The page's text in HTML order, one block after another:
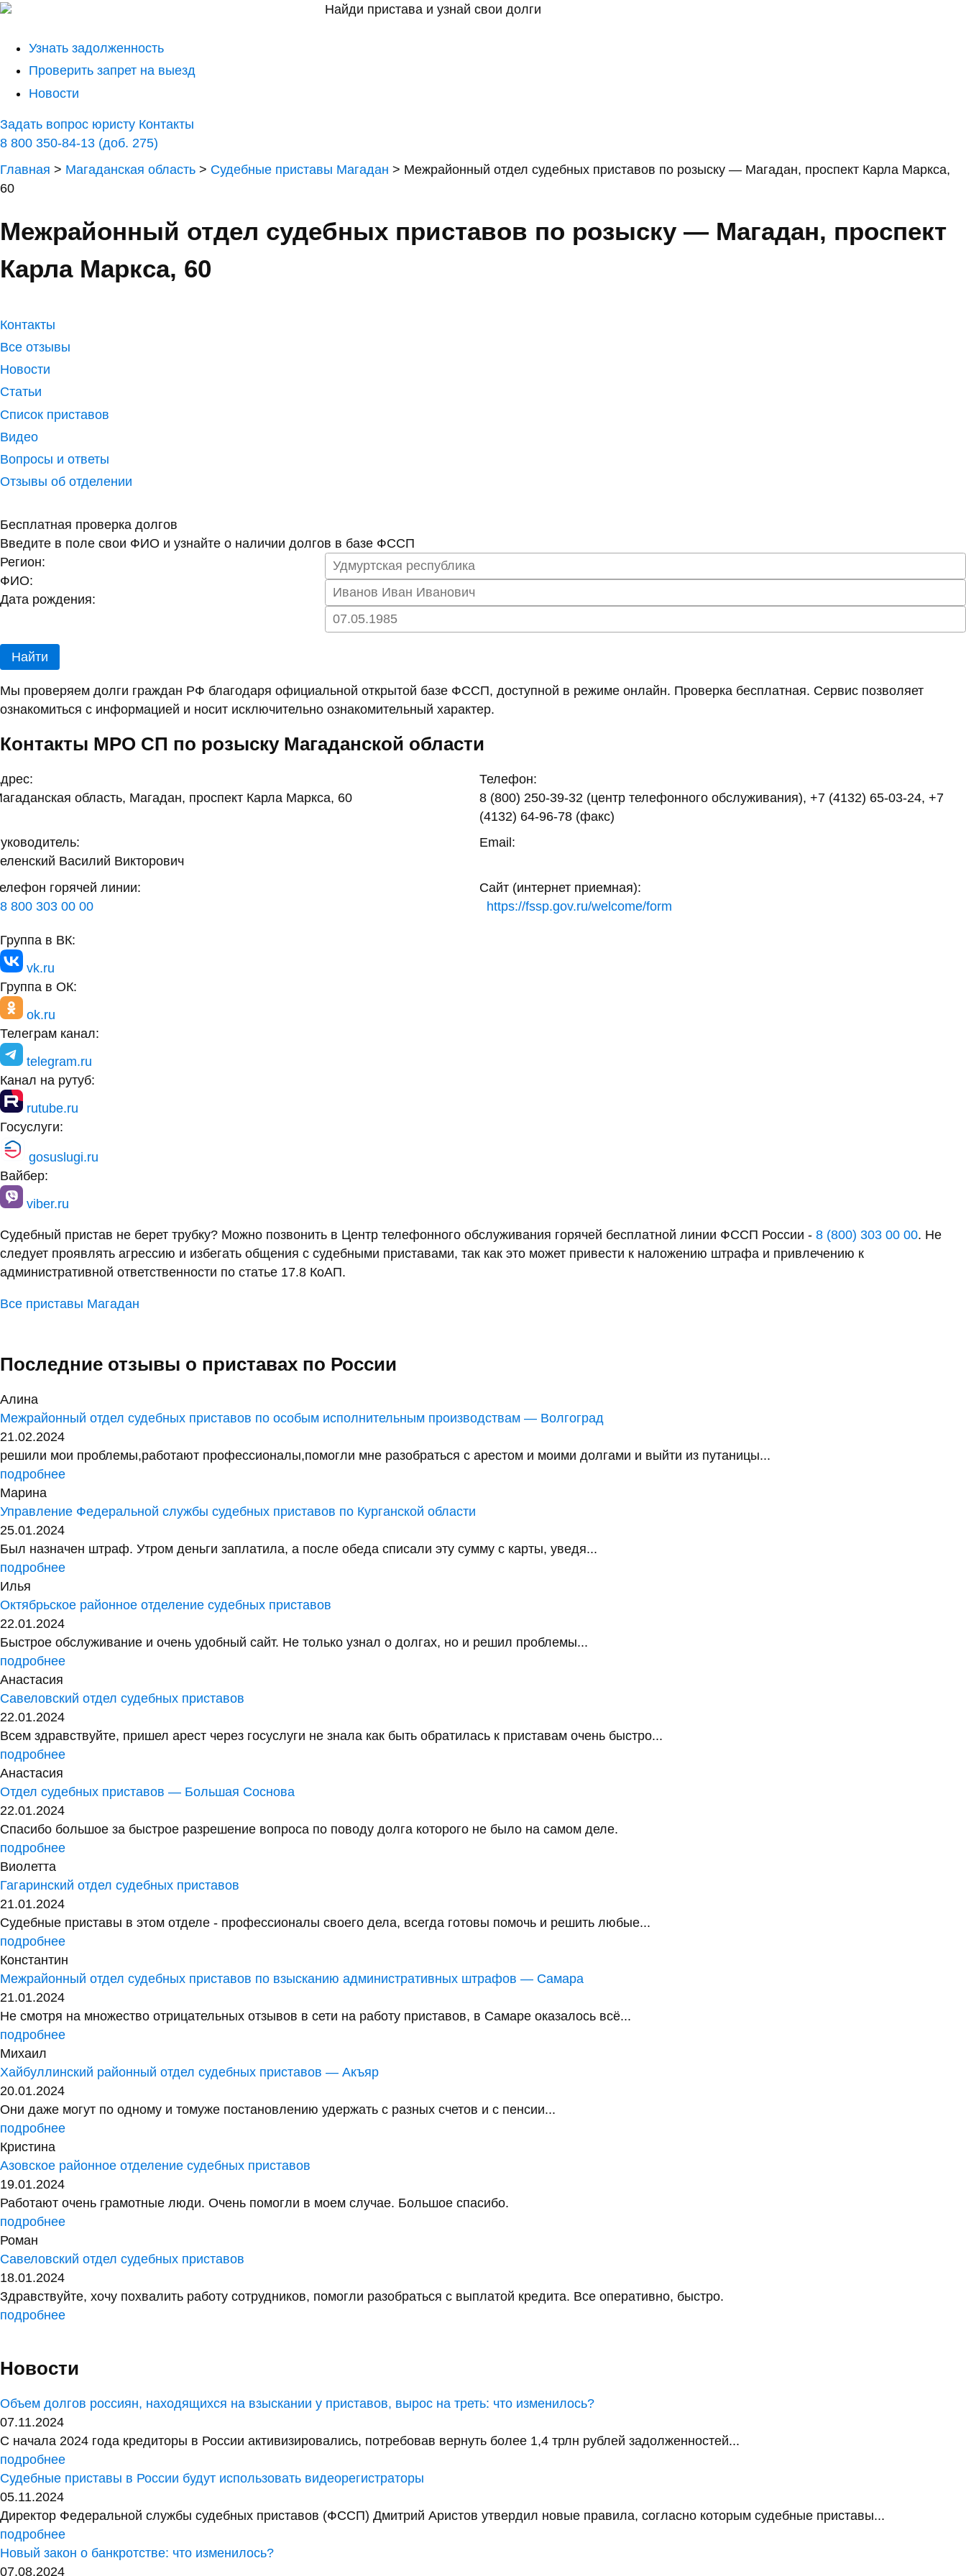
Найди пристава и узнай свои долги
Узнать задолженность
Проверить запрет на выезд
Новости
Задать вопрос юристу Контакты
8 800 350-84-13 (доб. 275)
Главная > Магаданская область > Судебные приставы Магадан > Межрайонный отдел судебных приставов по розыску — Магадан, проспект Карла Маркса,
60
Межрайонный отдел судебных приставов по розыску — Магадан, проспект
Карла Маркса, 60
Контакты
Все отзывы
Новости
Статьи
Список приставов
Видео
Вопросы и ответы
Отзывы об отделении
Бесплатная проверка долгов
Введите в поле свои ФИО и узнайте о наличии долгов в базе ФССП
Регион:
ФИО:
Дата рождения:
Найти
Мы проверяем долги граждан РФ благодаря официальной открытой базе ФССП, доступной в режиме онлайн. Проверка бесплатная. Сервис позволяет
ознакомиться с информацией и носит исключительно ознакомительный характер.
Контакты МРО СП по розыску Магаданской области
область, Магадан, проспект Карла Маркса, 60
Телефон:
8 (800) 250-39-32 (центр телефонного обслуживания), +7 (4132) 65-03-24, +7
(4132) 64-96-78 (факс)
Василий Викторович
Email:
горячей линии:
8 800 303 00 00
Сайт (интернет приемная):
https://fssp.gov.ru/welcome/form
Группа в ВК:
vk.ru
Группа в ОК:
ok.ru
Телеграм канал:
telegram.ru
Канал на рутуб:
rutube.ru
Госуслуги:
gosuslugi.ru
Вайбер:
viber.ru
Судебный пристав не берет трубку? Можно позвонить в Центр телефонного обслуживания горячей бесплатной линии ФССП России - 8 (800) 303 00 00. Не
следует проявлять агрессию и избегать общения с судебными приставами, так как это может привести к наложению штрафа и привлечению к
административной ответственности по статье 17.8 КоАП.
Все приставы Магадан
Последние отзывы о приставах по России
Алина
Межрайонный отдел судебных приставов по особым исполнительным производствам — Волгоград
21.02.2024
решили мои проблемы,работают профессионалы,помогли мне разобраться с арестом и моими долгами и выйти из путаницы...
подробнее
Марина
Управление Федеральной службы судебных приставов по Курганской области
25.01.2024
Был назначен штраф. Утром деньги заплатила, а после обеда списали эту сумму с карты, уведя...
подробнее
Илья
Октябрьское районное отделение судебных приставов
22.01.2024
Быстрое обслуживание и очень удобный сайт. Не только узнал о долгах, но и решил проблемы...
подробнее
Анастасия
Савеловский отдел судебных приставов
22.01.2024
Всем здравствуйте, пришел арест через госуслуги не знала как быть обратилась к приставам очень быстро...
подробнее
Анастасия
Отдел судебных приставов — Большая Соснова
22.01.2024
Спасибо большое за быстрое разрешение вопроса по поводу долга которого не было на самом деле.
подробнее
Виолетта
Гагаринский отдел судебных приставов
21.01.2024
Судебные приставы в этом отделе - профессионалы своего дела, всегда готовы помочь и решить любые...
подробнее
Константин
Межрайонный отдел судебных приставов по взысканию административных штрафов — Самара
21.01.2024
Не смотря на множество отрицательных отзывов в сети на работу приставов, в Самаре оказалось всё...
подробнее
Михаил
Хайбуллинский районный отдел судебных приставов — Акъяр
20.01.2024
Они даже могут по одному и томуже постановлению удержать с разных счетов и с пенсии...
подробнее
Кристина
Азовское районное отделение судебных приставов
19.01.2024
Работают очень грамотные люди. Очень помогли в моем случае. Большое спасибо.
подробнее
Роман
Савеловский отдел судебных приставов
18.01.2024
Здравствуйте, хочу похвалить работу сотрудников, помогли разобраться с выплатой кредита. Все оперативно, быстро.
подробнее
Новости
Объем долгов россиян, находящихся на взыскании у приставов, вырос на треть: что изменилось?
07.11.2024
С начала 2024 года кредиторы в России активизировались, потребовав вернуть более 1,4 трлн рублей задолженностей...
подробнее
Судебные приставы в России будут использовать видеорегистраторы
05.11.2024
Директор Федеральной службы судебных приставов (ФССП) Дмитрий Аристов утвердил новые правила, согласно которым судебные приставы...
подробнее
Новый закон о банкротстве: что изменилось?
07.08.2024